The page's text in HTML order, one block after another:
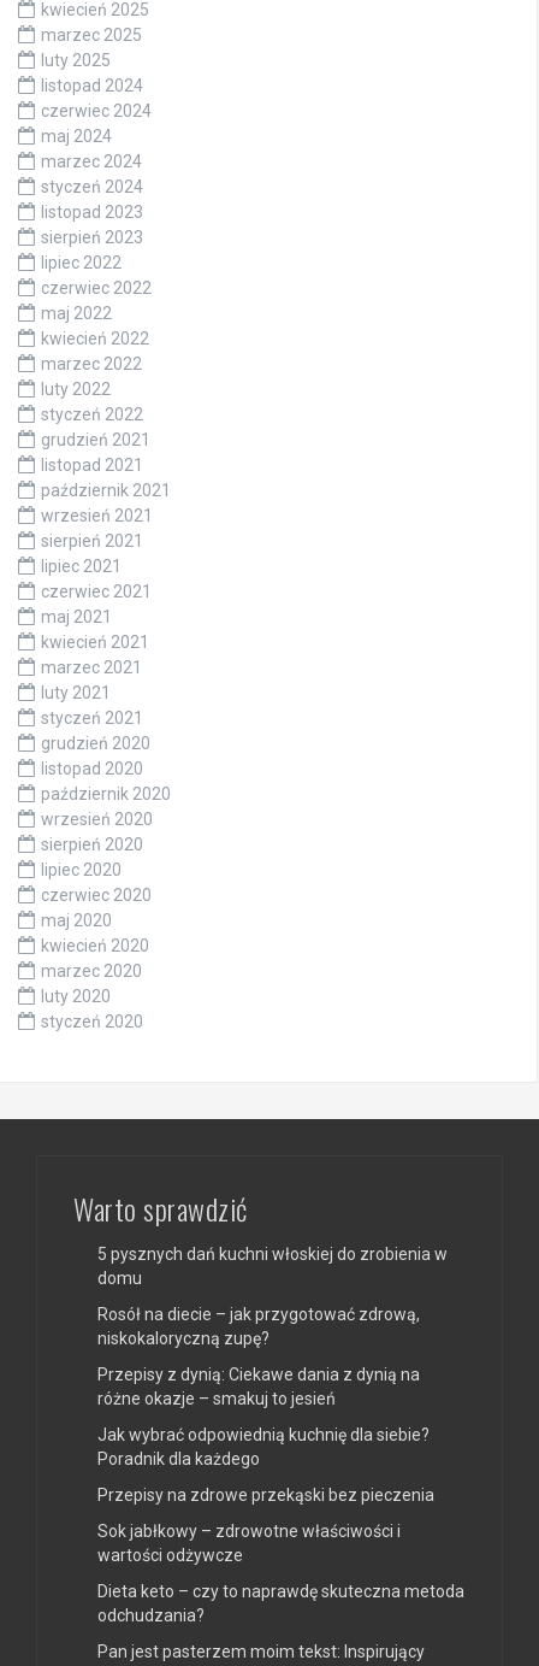
kwiecień 2025
marzec 2025
luty 2025
listopad 2024
czerwiec 2024
maj 2024
marzec 2024
styczeń 2024
listopad 2023
sierpień 2023
lipiec 2022
czerwiec 2022
maj 2022
kwiecień 2022
marzec 2022
luty 2022
styczeń 2022
grudzień 2021
listopad 2021
październik 2021
wrzesień 2021
sierpień 2021
lipiec 2021
czerwiec 2021
maj 2021
kwiecień 2021
marzec 2021
luty 2021
styczeń 2021
grudzień 2020
listopad 2020
październik 2020
wrzesień 2020
sierpień 2020
lipiec 2020
czerwiec 2020
maj 2020
kwiecień 2020
marzec 2020
luty 2020
styczeń 2020
Warto sprawdzić
5 pysznych dań kuchni włoskiej do zrobienia w
domu
Rosół na diecie – jak przygotować zdrową,
niskokaloryczną zupę?
Przepisy z dynią: Ciekawe dania z dynią na
różne okazje – smakuj to jesień
Jak wybrać odpowiednią kuchnię dla siebie?
Poradnik dla każdego
Przepisy na zdrowe przekąski bez pieczenia
Sok jabłkowy – zdrowotne właściwości i
wartości odżywcze
Dieta keto – czy to naprawdę skuteczna metoda
odchudzania?
Pan jest pasterzem moim tekst: Inspirujący